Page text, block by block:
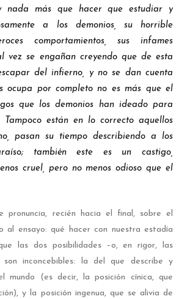
nada más que hacer que estudiar y
a los demonios, su horrible
comportamientos, sus infames
vez se engañan creyendo que de esta
del infierno, y no se dan cuenta
ocupa por completo no es más que el
que los demonios han ideado para
Tampoco están en lo correcto aquellos
pasan su tiempo describiendo a los
también este es un castigo,
cruel, pero no menos odioso que el
pronuncia, recién hacia el final, sobre el
al ensayo: qué hacer con nuestra estadía
las dos posibilidades –o, en rigor, las
son inconcebibles: la del que describe y
mundo (es decir, la posición cínica, que
y la posición ingenua, que se alivia de